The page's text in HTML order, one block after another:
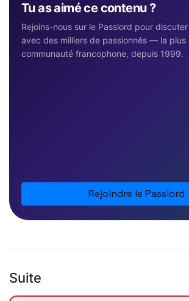
Tu as aimé ce contenu ?
Rejoins-nous sur le Passlord pour
avec des milliers de passionnés — la plus
communauté francophone, depuis 1999.
Rejoindre le Passlord
Suite